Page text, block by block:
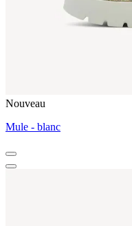
Nouveau
Mule - blanc